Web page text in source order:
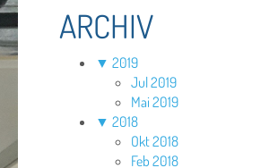
ARCHIV
▼ 2019
Jul 2019
Mai 2019
▼ 2018
Okt 2018
Feb 2018